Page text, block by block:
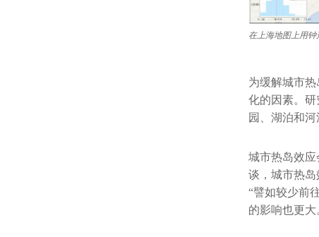
在上海地图上用钟
为缓解城市
化的因素。
园、湖泊和河
城市热岛效
谈，城市热岛
“譬如较少前
的影响也更大